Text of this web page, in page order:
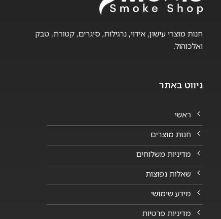
חנות מוצרי עישון, אידוי, נרגילות, סיגרים, קטורת, טבק
ואלכוהול.
ניווט באתר
ראשי
חנות מוצרים
מדיניות משלוחים
שאלות נפוצות
מידע שימושי
מדיניות פרטיות